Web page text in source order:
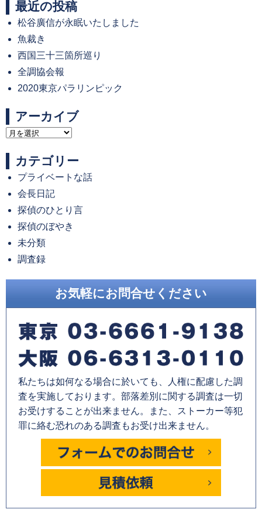
最近の投稿
松谷廣信が永眠いたしました
魚裁き
西国三十三箇所巡り
全調協会報
2020東京パラリンピック
アーカイブ
ア
イ
ブ
カテゴリー
プライベートな話
会長日記
探偵のひとり言
探偵のぼやき
未分類
調査録
お気軽にお問合せください
私たちは如何なる場合に於いても、人権に配慮した調
査を実施しております。部落差別に関する調査は一切
お受けすることが出来ません。また、ストーカー等犯
罪に絡む恐れのある調査もお受け出来ません。